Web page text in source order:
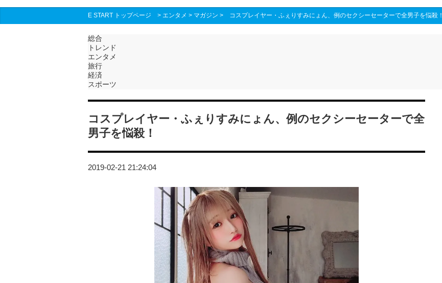
E START トップページ > エンタメ > マガジン > コスプレイヤー・ふぇりすみにょん、例のセクシーセーターで全男子を悩殺！
総合
トレンド
エンタメ
旅行
経済
スポーツ
コスプレイヤー・ふぇりすみにょん、例のセクシーセーターで全
男子を悩殺！
2019-02-21 21:24:04